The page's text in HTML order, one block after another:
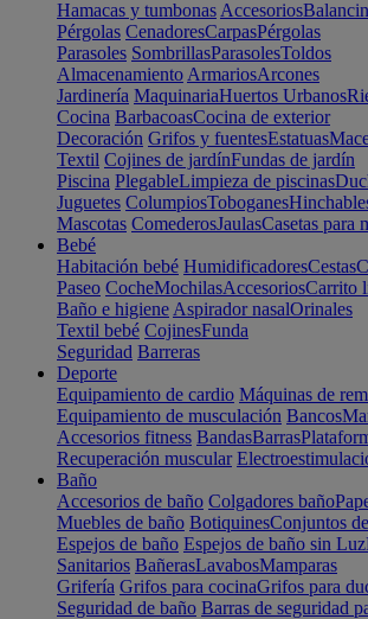
Hamacas y tumbonas Accesorios
Pérgolas CenadoresCarpasPérgolas
Parasoles SombrillasParasolesToldos
Almacenamiento ArmariosArcones
Jardinería MaquinariaHuertos Urbanos
Cocina BarbacoasCocina de exterior
Decoración Grifos y fuentesEstatuas
Textil Cojines de jardínFundas de jardín
Piscina PlegableLimpieza de piscinas
Juguetes ColumpiosToboganes
Mascotas ComederosJaulasCasetas para
Bebé
Habitación bebé HumidificadoresCestas
Paseo CocheMochilasAccesoriosCarrito
Baño e higiene Aspirador nasalOrinales
Textil bebé CojinesFunda
Seguridad Barreras
Deporte
Equipamiento de cardio Máquinas de
Equipamiento de musculación Bancos
Accesorios fitness BandasBarras
Recuperación muscular
Baño
Accesorios de baño Colgadores baño
Muebles de baño BotiquinesConjuntos
Espejos de baño Espejos de baño sin Luz
Sanitarios BañerasLavabosMamparas
Grifería Grifos para cocinaGrifos para
Seguridad de baño Barras de seguridad